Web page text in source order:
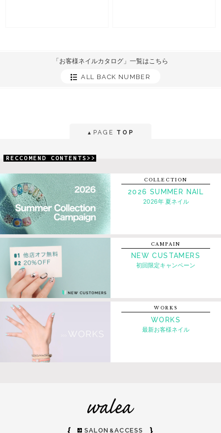
「お客様ネイルカタログ」一覧はこちら
ALL BACK NUMBER
▲ PAGE TOP
RECCOMEND CONTENTS>>
COLLECTION
2026 SUMMER NAIL
2026年 夏ネイル
CAMPAIN
NEW CUSTAMERS
初回限定キャンペーン
WORKS
WORKS
最新お客様ネイル
SALON &ACCESS